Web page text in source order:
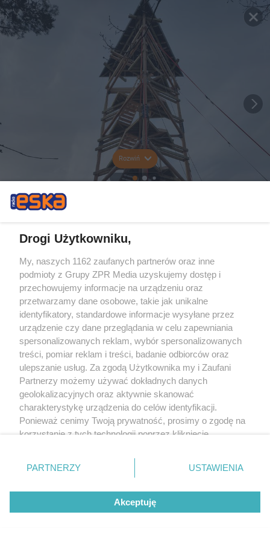
Rozwiń
Drogi Użytkowniku,
My, naszych 1162 zaufanych partnerów oraz inne
podmioty z Grupy ZPR Media uzyskujemy dostęp i
przechowujemy informacje na urządzeniu oraz
przetwarzamy dane osobowe, takie jak unikalne
identyfikatory, standardowe informacje wysyłane przez
urządzenie czy dane przeglądania w celu zapewniania
spersonalizowanych reklam, wybór spersonalizowanych
treści, pomiar reklam i treści, badanie odbiorców oraz
ulepszanie usług. Za zgodą Użytkownika my i Zaufani
Partnerzy możemy używać dokładnych danych
geolokalizacyjnych oraz aktywnie skanować
charakterystykę urządzenia do celów identyfikacji.
Ponieważ cenimy Twoją prywatność, prosimy o zgodę na
korzystanie z tych technologii poprzez kliknięcie
zmienić/wycofać klikając przycisk ustawień prywatności
znajdujący się w lewym dolnym rogu strony
rodzaje przetwarzania danych nie wymagają zgody
użytkownika, ale masz prawo sprzeciwić się takiemu
przetwarzaniu. Preferencje będą miały zastosowanie tylko
PARTNERZY USTAWIENIA
Akceptuję